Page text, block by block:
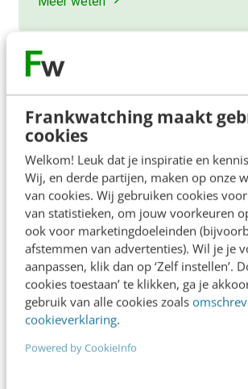
Frankwatching maakt
cookies
Welkom! Leuk dat je inspiratie en
Wij, en derde partijen, maken op onze
van cookies. Wij gebruiken cookies
van statistieken, om jouw voorkeuren
ook voor marketingdoeleinden
afstemmen van advertenties). Wil je je
aanpassen, klik dan op ‘Zelf instellen’.
cookies toestaan’ te klikken, ga je
gebruik van alle cookies zoals
cookieverklaring.
Powered by CookieInfo
Contact Redactie
redactie@frankwatching.com
+31 30 200 1045
Tarieven
Meer contactopties
Frankwatching
Adverteren